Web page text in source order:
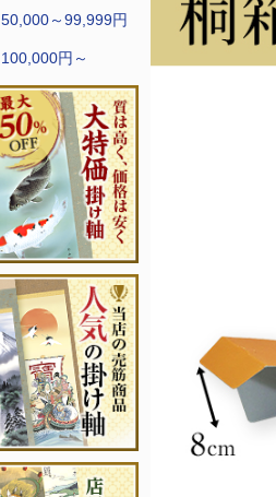
50,000～99,999円
100,000円～